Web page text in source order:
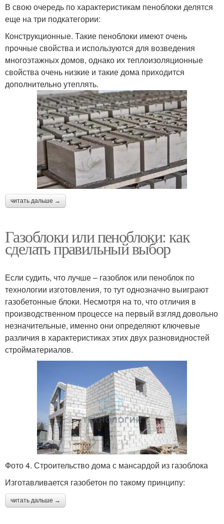
В свою очередь по характеристикам пеноблоки делятся
еще на три подкатегории:
Конструкционные. Такие пеноблоки имеют очень
прочные свойства и используются для возведения
многоэтажных домов, однако их теплоизоляционные
свойства очень низкие и такие дома приходится
дополнительно утеплять.
читать дальше →
Газоблоки или пеноблоки: как
сделать правильный выбор
Если судить, что лучше – газоблок или пеноблок по
технологии изготовления, то тут однозначно выиграют
газобетонные блоки. Несмотря на то, что отличия в
производственном процессе на первый взгляд довольно
незначительные, именно они определяют ключевые
различия в характеристиках этих двух разновидностей
стройматериалов.
Фото 4. Строительство дома с мансардой из газоблока
Изготавливается газобетон по такому принципу:
читать дальше →